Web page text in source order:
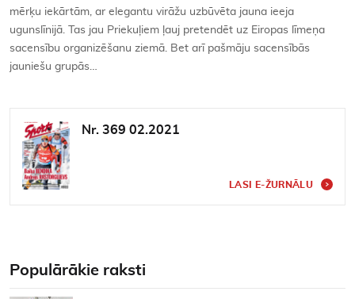
mērķu iekārtām, ar elegantu virāžu uzbūvēta jauna ieeja
ugunslīnijā. Tas jau Priekuļiem ļauj pretendēt uz Eiropas līmeņa
sacensību organizēšanu ziemā. Bet arī pašmāju sacensībās
jauniešu grupās…
Nr. 369 02.2021
LASI E-ŽURNĀLU
Populārākie raksti